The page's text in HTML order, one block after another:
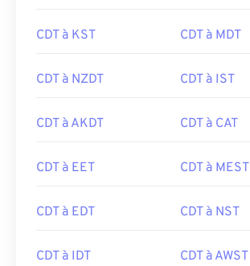
CDT à KST CDT à MDT
CDT à NZDT CDT à IST
CDT à AKDT CDT à CAT
CDT à EET CDT à MEST
CDT à EDT CDT à NST
CDT à IDT CDT à AWST